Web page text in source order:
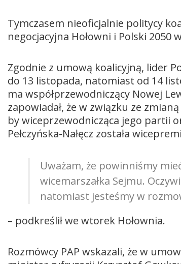
Tymczasem nieoficjalnie politycy
negocjacyjna Hołowni i Polski 2050
Zgodnie z umową koalicyjną, lider
do 13 listopada, natomiast od 14
ma współprzewodniczący Nowej
zapowiadał, że w związku ze
by wiceprzewodnicząca jego partii
Pełczyńska-Nałęcz została
Uważam, że powinniśmy
wicemarszałka Sejmu.
natomiast jesteśmy w
– podkreślił we wtorek Hołownia.
Rozmówcy PAP wskazali, że w